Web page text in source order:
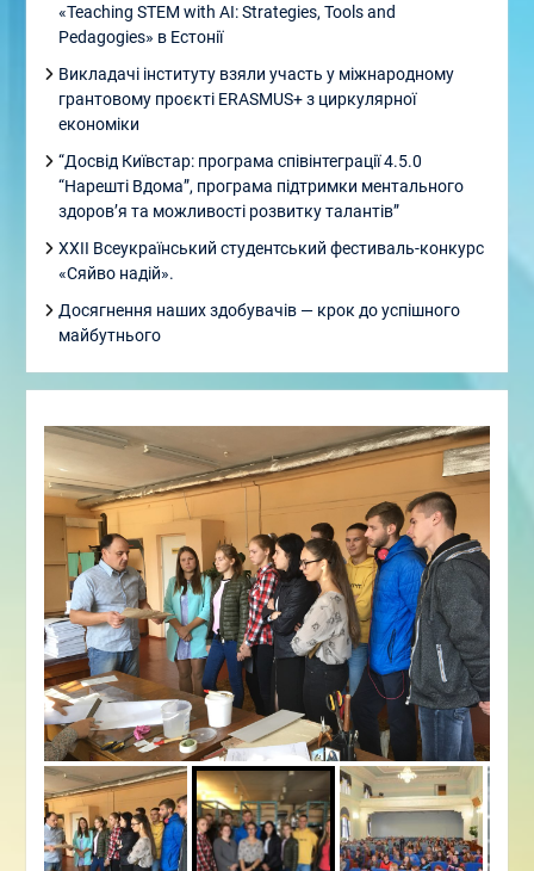
«Teaching STEM with AI: Strategies, Tools and
Pedagogies» в Естонії
Викладачі інституту взяли участь у міжнародному
грантовому проєкті ERASMUS+ з циркулярної
економіки
“Досвід Київстар: програма співінтеграції 4.5.0
“Нарешті Вдома”, програма підтримки ментального
здоровʼя та можливості розвитку талантів”
XXII Всеукраїнський студентський фестиваль-конкурс
«Сяйво надій».
Досягнення наших здобувачів — крок до успішного
майбутнього